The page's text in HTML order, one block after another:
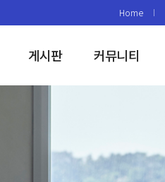
Home
게시판 커뮤니티